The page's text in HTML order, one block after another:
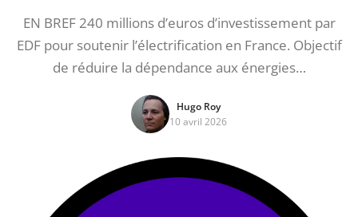
EN BREF 240 millions d’euros d’investissement par
EDF pour soutenir l’électrification en France. Objectif
de réduire la dépendance aux énergies…
Hugo Roy
10 avril 2026